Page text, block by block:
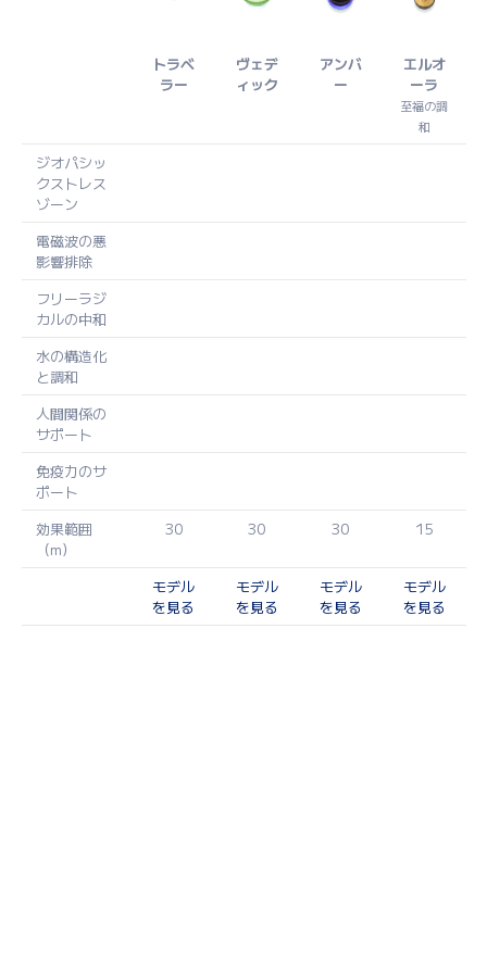
トラベ
ラー
ヴェデ
ィック
アンバ
ー
エルオ
ーラ
至福の調
和
ジオパシッ
クストレス
ゾーン
電磁波の悪
影響排除
フリーラジ
カルの中和
水の構造化
と調和
人間関係の
サポート
免疫力のサ
ポート
効果範囲
（m）
30 30 30 15
モデル
を見る
モデル
を見る
モデル
を見る
モデル
を見る